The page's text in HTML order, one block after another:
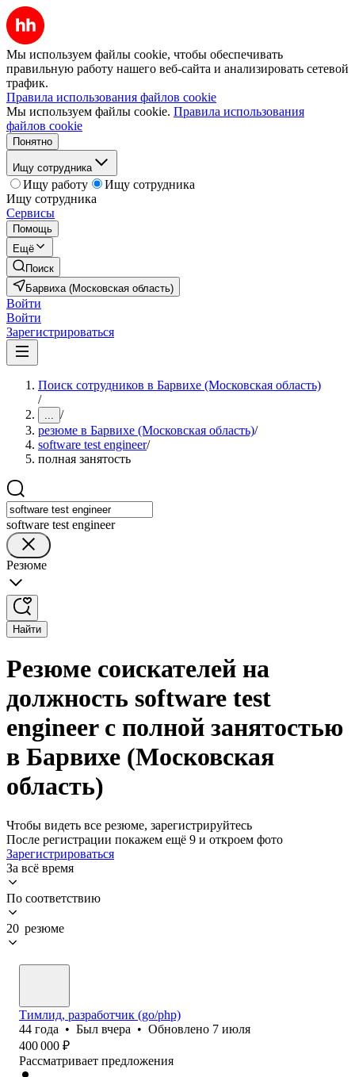
Мы используем файлы cookie, чтобы обеспечивать
правильную работу нашего веб-сайта и анализировать сетевой
трафик.
Правила использования файлов cookie
Мы используем файлы cookie. Правила использования
файлов cookie
Понятно
Ищу сотрудника
Ищу работу
Ищу сотрудника
Ищу сотрудника
Сервисы
Помощь
Ещё
Поиск
Барвиха (Московская область)
Войти
Войти
Зарегистрироваться
Поиск сотрудников в Барвихе (Московская область)
/
... /
резюме в Барвихе (Московская область)/
software test engineer/
полная занятость
software test engineer
Резюме
Найти
Резюме соискателей на
должность software test
engineer с полной занятостью
в Барвихе (Московская
область)
Чтобы видеть все резюме, зарегистрируйтесь
После регистрации покажем ещё 9 и откроем фото
Зарегистрироваться
За всё время
По соответствию
20 резюме
Тимлид, разработчик (go/php)
44 года • Был вчера • Обновлено 7 июля
400 000 ₽
Рассматривает предложения